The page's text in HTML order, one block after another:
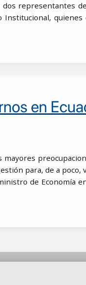
dos representantes de
en
para, de a
de Economía